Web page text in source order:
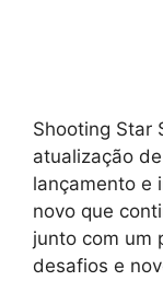
Shooting Star
atualização
lançamento e
novo que
junto com um
desafios e